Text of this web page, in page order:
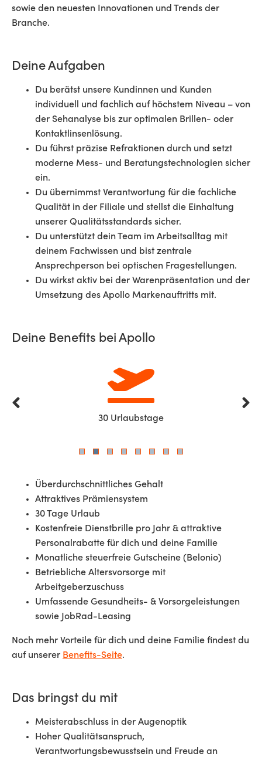
sowie den neuesten Innovationen und Trends der
Branche.
Deine Aufgaben
Du berätst unsere Kundinnen und Kunden
individuell und fachlich auf höchstem Niveau – von
der Sehanalyse bis zur optimalen Brillen- oder
Kontaktlinsenlösung.
Du führst präzise Refraktionen durch und setzt
moderne Mess- und Beratungstechnologien sicher
ein.
Du übernimmst Verantwortung für die fachliche
Qualität in der Filiale und stellst die Einhaltung
unserer Qualitätsstandards sicher.
Du unterstützt dein Team im Arbeitsalltag mit
deinem Fachwissen und bist zentrale
Ansprechperson bei optischen Fragestellungen.
Du wirkst aktiv bei der Warenpräsentation und der
Umsetzung des Apollo Markenauftritts mit.
Deine Benefits bei Apollo
30 Urlaubstage
Überdurchschnittliches Gehalt
Attraktives Prämiensystem
30 Tage Urlaub
Kostenfreie Dienstbrille pro Jahr & attraktive
Personalrabatte für dich und deine Familie
Monatliche steuerfreie Gutscheine (Belonio)
Betriebliche Altersvorsorge mit
Arbeitgeberzuschuss
Umfassende Gesundheits- & Vorsorgeleistungen
sowie JobRad-Leasing
Noch mehr Vorteile für dich und deine Familie findest du
auf unserer Benefits-Seite.
Das bringst du mit
Meisterabschluss in der Augenoptik
Hoher Qualitätsanspruch,
Verantwortungsbewusstsein und Freude an